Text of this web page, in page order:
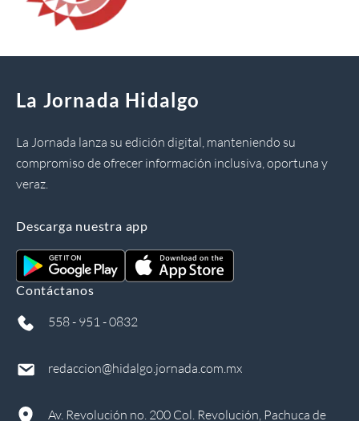
La Jornada Hidalgo
La Jornada lanza su edición digital, manteniendo su
compromiso de ofrecer información inclusiva, oportuna y
veraz.
Descarga nuestra app
Contáctanos
558 - 951 - 0832
redaccion@hidalgo.jornada.com.mx
Av. Revolución no. 200 Col. Revolución, Pachuca de